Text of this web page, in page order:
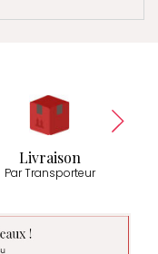
Livraison
Par Transporteur